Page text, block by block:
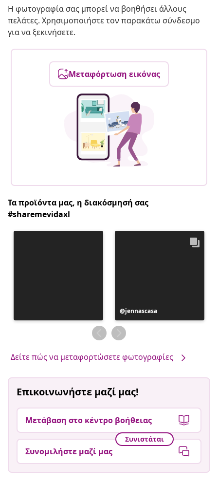
Η φωτογραφία σας μπορεί να βοηθήσει άλλους
πελάτες. Χρησιμοποιήστε τον παρακάτω σύνδεσμο
για να ξεκινήσετε.
Μεταφόρτωση εικόνας
Τα προϊόντα μας, η διακόσμησή σας
#sharemevidaxl
Η
ανάρτηση
δημοσιεύθηκε
από
jennascasa
Δείτε πώς να μεταφορτώσετε φωτογραφίες
Επικοινωνήστε μαζί μας!
Μετάβαση στο κέντρο βοήθειας
Συνιστάται
Συνομιλήστε μαζί μας